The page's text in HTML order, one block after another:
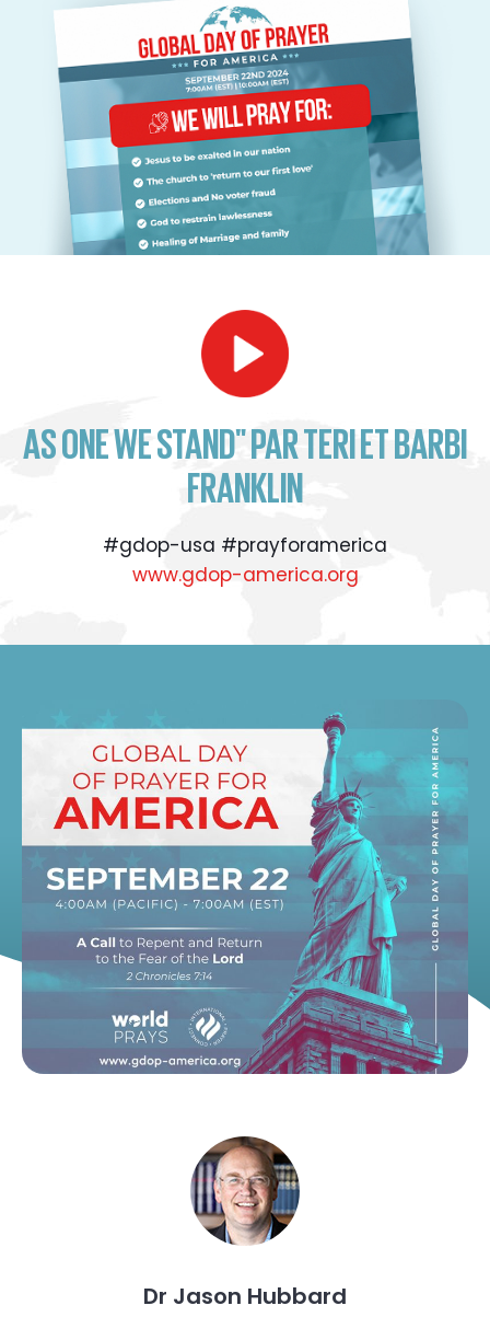
AS ONE WE STAND" PAR TERI ET BARBI
FRANKLIN
#gdop-usa #prayforamerica
www.gdop-america.org
Dr Jason Hubbard